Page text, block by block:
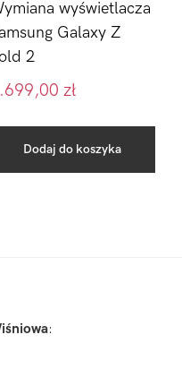
wyświetlacza
Galaxy Z
2
zł
Dodaj do koszyka
: